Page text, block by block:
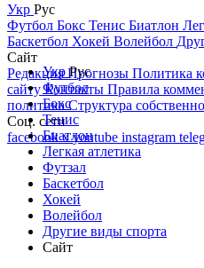
Укр Рус
Футбол Бокс Тенис Биатлон
Баскетбол Хокей Волейбол
Сайт
РедакцияПрогнозы Политика
сайтуКонтакты Правила
политикаСтруктура
Соц. сети
facebookxyoutube instagram
УкрРус
Футбол
Бокс
Тенис
Биатлон
Легкая атлетика
Футзал
Баскетбол
Хокей
Волейбол
Другие виды спорта
Сайт